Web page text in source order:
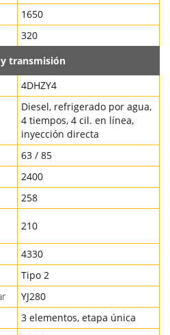
1650
320
transmisión
4DHZY4
Diesel, refrigerado por agua,
4 tiempos, 4 cil. en línea,
inyección directa
63 / 85
2400
258
210
4330
Tipo 2
YJ280
3 elementos, etapa única